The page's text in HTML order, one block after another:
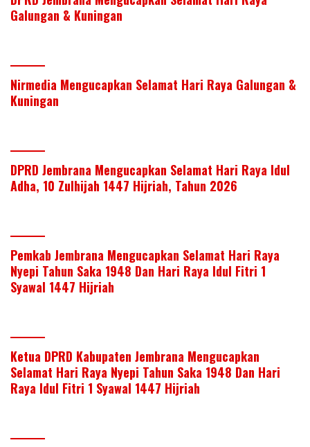
Galungan & Kuningan
Nirmedia Mengucapkan Selamat Hari Raya Galungan &
Kuningan
DPRD Jembrana Mengucapkan Selamat Hari Raya Idul
Adha, 10 Zulhijah 1447 Hijriah, Tahun 2026
Pemkab Jembrana Mengucapkan Selamat Hari Raya
Nyepi Tahun Saka 1948 Dan Hari Raya Idul Fitri 1
Syawal 1447 Hijriah
Ketua DPRD Kabupaten Jembrana Mengucapkan
Selamat Hari Raya Nyepi Tahun Saka 1948 Dan Hari
Raya Idul Fitri 1 Syawal 1447 Hijriah